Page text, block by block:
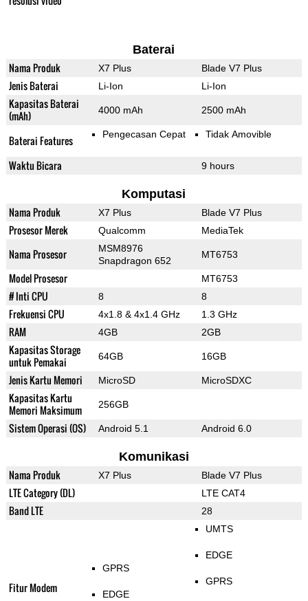
Baterai
Nama Produk X7 Plus Blade V7 Plus
Jenis Baterai Li-Ion Li-Ion
Kapasitas Baterai
(mAh)
4000 mAh 2500 mAh
Baterai Features Pengecasan Cepat Tidak Amovible
Waktu Bicara 9 hours
Komputasi
Nama Produk X7 Plus Blade V7 Plus
Prosesor Merek Qualcomm MediaTek
Nama Prosesor
MSM8976
Snapdragon 652
MT6753
Model Prosesor MT6753
# Inti CPU 8 8
Frekuensi CPU 4x1.8 & 4x1.4 GHz 1.3 GHz
RAM 4GB 2GB
Kapasitas Storage
untuk Pemakai
64GB 16GB
Jenis Kartu Memori MicroSD MicroSDXC
Kapasitas Kartu
Memori Maksimum
256GB
Sistem Operasi (OS) Android 5.1 Android 6.0
Komunikasi
Nama Produk X7 Plus Blade V7 Plus
LTE Category (DL) LTE CAT4
Band LTE 28
Fitur Modem
GPRS
EDGE
UMTS
EDGE
GPRS